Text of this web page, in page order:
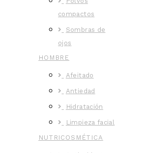
compactos
Sombras de
ojos
HOMBRE
Afeitado
Antiedad
Hidratación
Limpieza facial
NUTRICOSMÉTICA